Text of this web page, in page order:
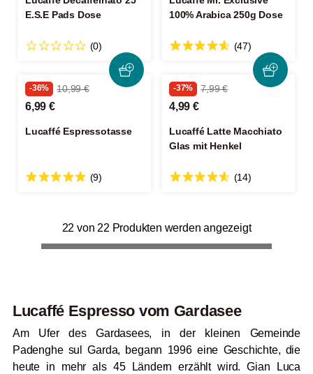
E.S.E Pads Dose
(0)
100% Arabica 250g Dose
(47)
-36% 10,99 €
6,99 €
Lucaffé Espressotasse
(9)
-37% 7,99 €
4,99 €
Lucaffé Latte Macchiato
Glas mit Henkel
(14)
22 von 22 Produkten werden angezeigt
Lucaffé Espresso vom Gardasee
Am Ufer des Gardasees, in der kleinen Gemeinde
Padenghe sul Garda, begann 1996 eine Geschichte, die
heute in mehr als 45 Ländern erzählt wird. Gian Luca